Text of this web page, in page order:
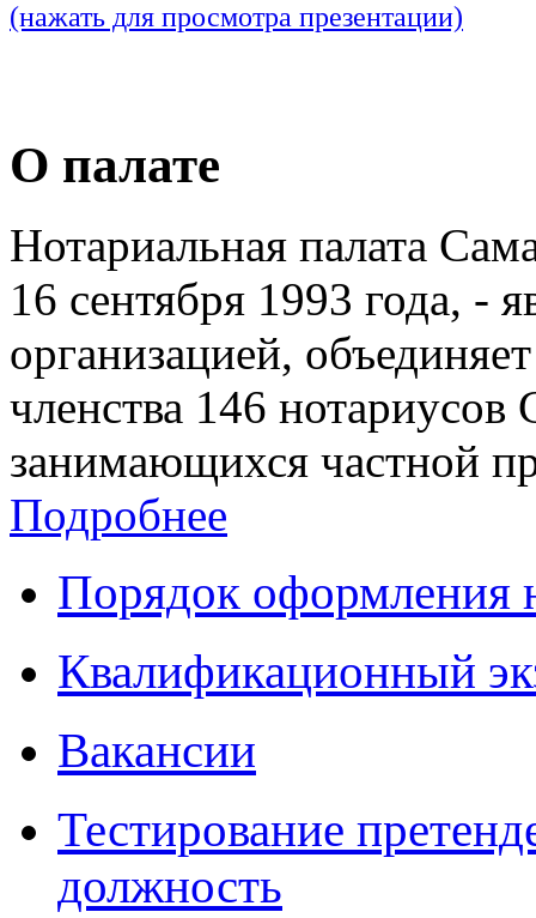
(нажать для просмотра презентации)
О палате
Нотариальная палата
16 сентября 1993 года, -
организацией,
членства 146 нотариусов
занимающихся частной
Подробнее
Порядок оформления
Квалификационный
Вакансии
Тестирование
должность